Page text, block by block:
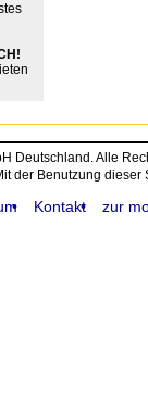
Deutschland. Alle
der Benutzung
Kontakt zur